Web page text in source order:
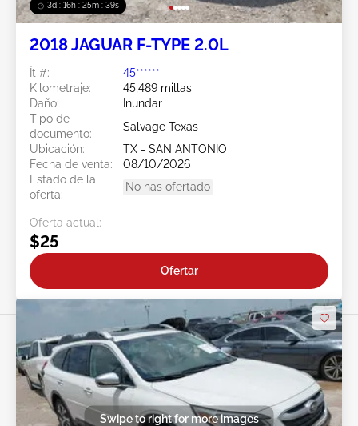
3d : 16h : 25m : 37s
2018 JAGUAR F-TYPE 2.0L
Ít #:
45******
Kilometraje:
45,489 millas
Daño:
Inundar
Tipo de
documento:
Salvage Texas
Ubicación:
TX - SAN ANTONIO
Fecha de venta:
08/10/2026
Estado de la
oferta:
No has ofertado
Oferta actual:
$25
Ofertar
Swipe to right for more images